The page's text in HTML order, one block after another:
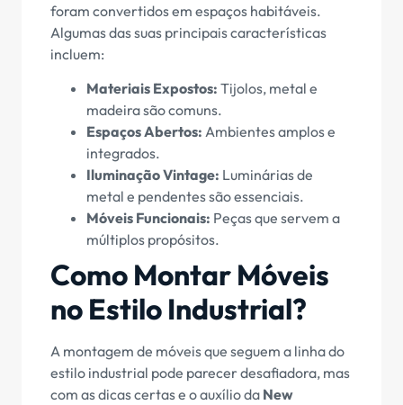
foram convertidos em espaços habitáveis.
Algumas das suas principais características
incluem:
Materiais Expostos: Tijolos, metal e
madeira são comuns.
Espaços Abertos: Ambientes amplos e
integrados.
Iluminação Vintage: Luminárias de
metal e pendentes são essenciais.
Móveis Funcionais: Peças que servem a
múltiplos propósitos.
Como Montar Móveis
no Estilo Industrial?
A montagem de móveis que seguem a linha do
estilo industrial pode parecer desafiadora, mas
com as dicas certas e o auxílio da New